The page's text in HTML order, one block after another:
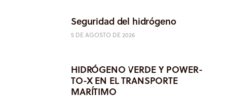
Seguridad del hidrógeno
5 DE AGOSTO DE 2026
HIDRÓGENO VERDE Y POWER-
TO-X EN EL TRANSPORTE
MARÍTIMO